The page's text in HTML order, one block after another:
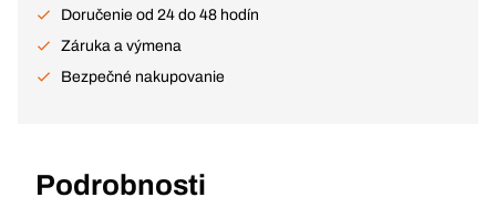
Doručenie od 24 do 48 hodín
Záruka a výmena
Bezpečné nakupovanie
Podrobnosti